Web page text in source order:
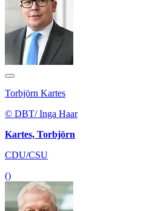
Torbjörn Kartes
© DBT/ Inga Haar
Kartes, Torbjörn
CDU/CSU
()